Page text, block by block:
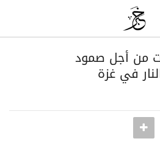
من أجل صمود
في غزة